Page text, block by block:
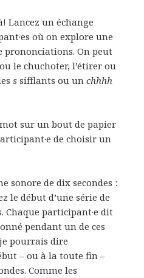
Lancez un échange
où on explore une
prononciations. On peut
ou le chuchoter, l’étirer ou
ssifflants ou unchhhh
sur un bout de papier
de choisir un
sonore de dix secondes :
le début d’une série de
Chaque participant·e dit
pendant un de ces
pourrais dire
– ou à la toute fin –
Comme les